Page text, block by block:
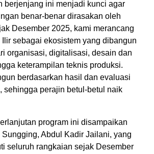
berjenjang ini menjadi kunci agar
benar-benar dirasakan oleh
Desember 2025, kami merancang
sebagai ekosistem yang dibangun
organisasi, digitalisasi, desain dan
keterampilan teknis produksi.
berdasarkan hasil dan evaluasi
sehingga perajin betul-betul naik
program ini disampaikan
Abdul Kadir Jailani, yang
seluruh rangkaian sejak Desember